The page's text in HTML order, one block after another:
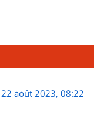
22 août 2023, 08:22